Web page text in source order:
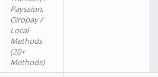
Payssion,
Giropay /
Local
Methods
(20+
Methods)